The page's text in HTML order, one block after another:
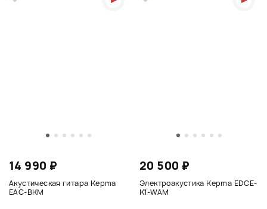
14 990 ₽
Акустическая гитара Kepma
EAC-BKM
20 500 ₽
Электроакустика Kepma EDCE-
К1-WAM